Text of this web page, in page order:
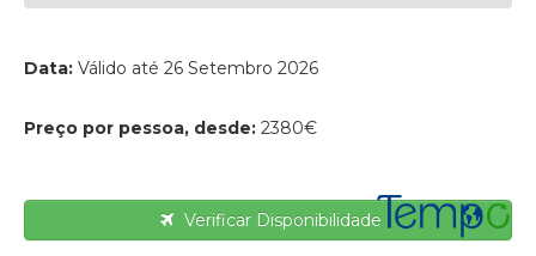
Data: Válido até 26 Setembro 2026
Preço por pessoa, desde: 2380€
Verificar Disponibilidade